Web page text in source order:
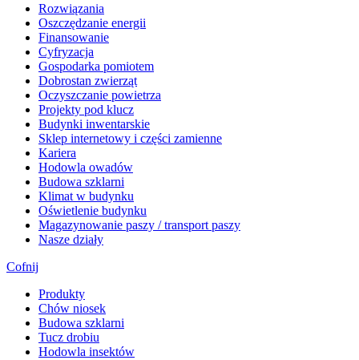
Rozwiązania
​Oszczędzanie energii
Finansowanie
Cyfryzacja
Gospodarka pomiotem
Dobrostan zwierząt
Oczyszczanie powietrza
Projekty pod klucz
Budynki inwentarskie
Sklep internetowy i części zamienne
Kariera
Hodowla owadów
Budowa szklarni
Klimat w budynku
Oświetlenie budynku
Magazynowanie paszy / transport paszy
Nasze działy
Cofnij
Produkty
Chów niosek
Budowa szklarni
Tucz drobiu
Hodowla insektów